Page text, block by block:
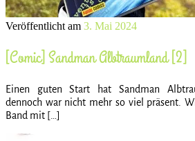
Veröffentlicht am 3. Mai 2024
[Comic] Sandman Albtraumland [2]
Einen guten Start hat Sandman
dennoch war nicht mehr so viel präsent.
Band mit […]